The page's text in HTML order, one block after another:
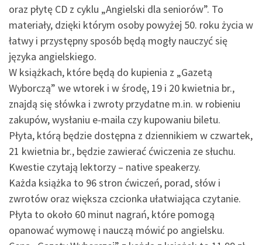
oraz płytę CD z cyklu „Angielski dla seniorów”. To
materiały, dzięki którym osoby powyżej 50. roku życia w
łatwy i przystępny sposób będą mogły nauczyć się
języka angielskiego.
W książkach, które będą do kupienia z „Gazetą
Wyborczą” we wtorek i w środę, 19 i 20 kwietnia br.,
znajdą się słówka i zwroty przydatne m.in. w robieniu
zakupów, wysłaniu e-maila czy kupowaniu biletu.
Płyta, którą będzie dostępna z dziennikiem w czwartek,
21 kwietnia br., będzie zawierać ćwiczenia ze słuchu.
Kwestie czytają lektorzy – native speakerzy.
Każda książka to 96 stron ćwiczeń, porad, słów i
zwrotów oraz większa czcionka ułatwiająca czytanie.
Płyta to około 60 minut nagrań, które pomogą
opanować wymowę i nauczą mówić po angielsku.